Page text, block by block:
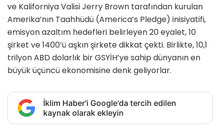
ve Kaliforniya Valisi Jerry Brown tarafından kurulan
Amerika’nın Taahhüdü (America’s Pledge) inisiyatifi,
emisyon azaltım hedefleri belirleyen 20 eyalet, 10
şirket ve 1400’ü aşkın şirkete dikkat çekti. Birlikte, 10,1
trilyon ABD dolarlık bir GSYİH’ye sahip dünyanın en
büyük üçüncü ekonomisine denk geliyorlar.
İklim Haber'i Google'da tercih edilen
kaynak olarak ekleyin